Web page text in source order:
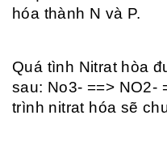
hóa thành N và P.
Quá tình Nitrat hòa
sau: No3- ==> NO2-
trình nitrat hóa sẽ